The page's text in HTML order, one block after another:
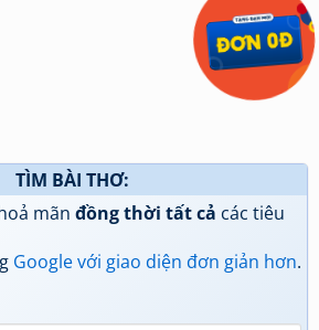
TÌM BÀI THƠ:
mãn đồng thời tất cả các tiêu
Google với giao diện đơn giản hơn.